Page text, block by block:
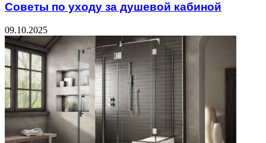
Советы по уходу за душевой кабиной
09.10.2025